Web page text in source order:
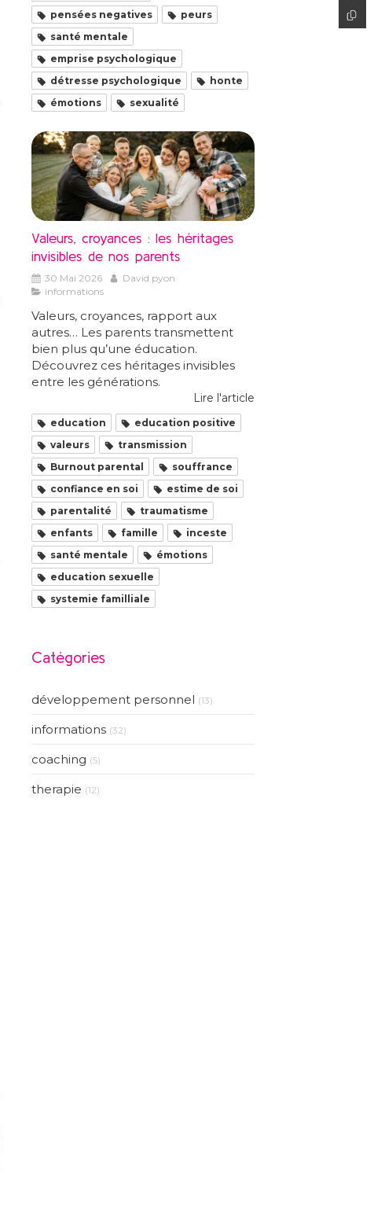
pensées negatives
peurs
santé mentale
emprise psychologique
détresse psychologique
honte
émotions
sexualité
Valeurs, croyances : les héritages
invisibles de nos parents
30 Mai 2026
David pyon
informations
Valeurs, croyances, rapport aux
autres… Les parents transmettent
bien plus qu’une éducation.
Découvrez ces héritages invisibles
entre les générations.
Lire l'article
education
education positive
valeurs
transmission
Burnout parental
souffrance
confiance en soi
estime de soi
parentalité
traumatisme
enfants
famille
inceste
santé mentale
émotions
education sexuelle
systemie familliale
Catégories
développement personnel (13)
informations (32)
coaching (5)
therapie (12)